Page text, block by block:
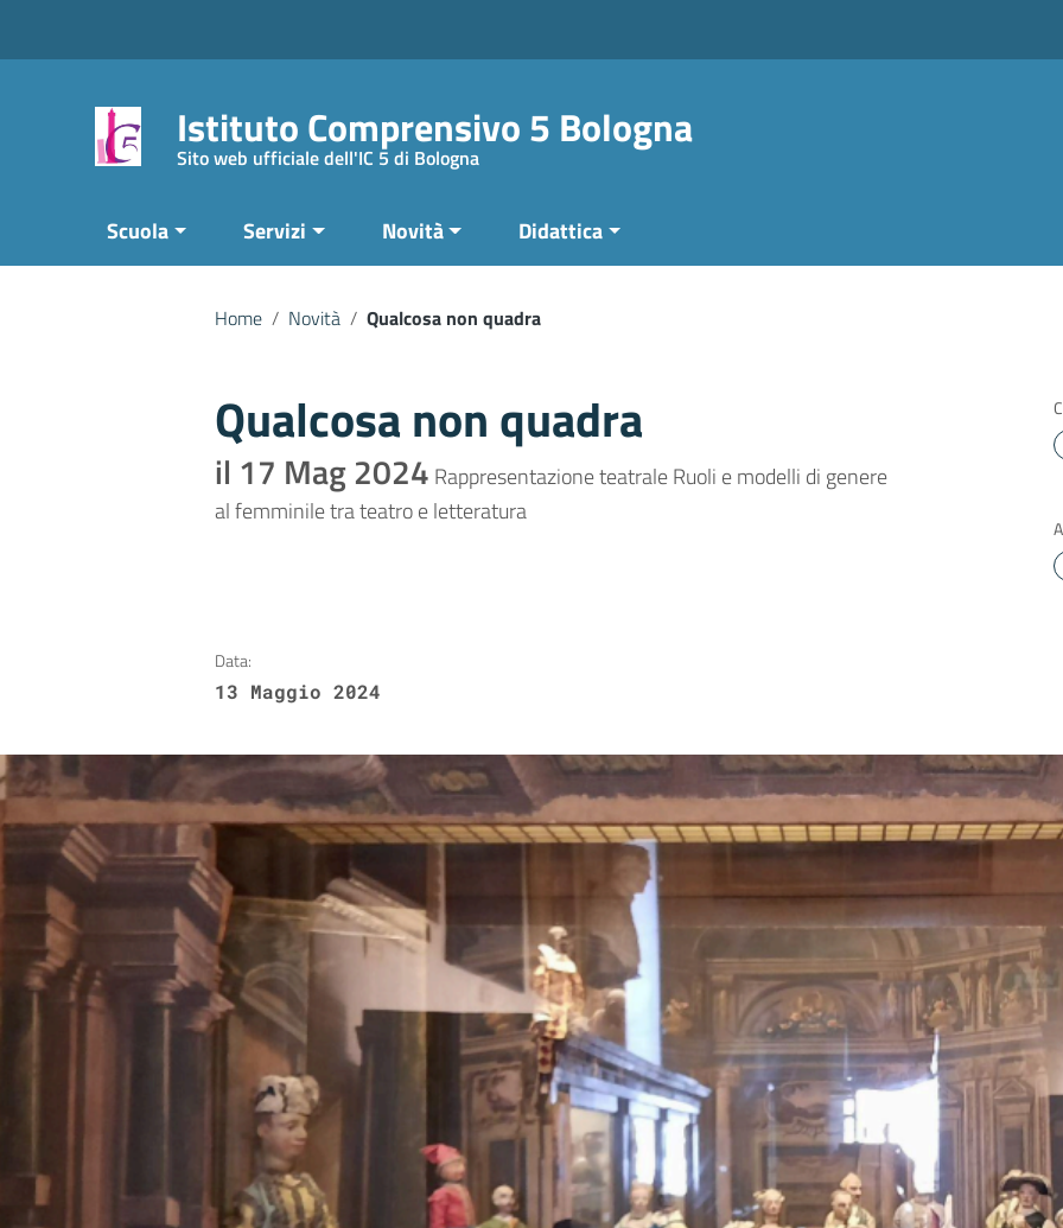
Istituto Comprensivo 5 Bologna
Sito web ufficiale dell'IC 5 di Bologna
Scuola Servizi Novità Didattica
Home / Novità / Qualcosa non quadra
Qualcosa non quadra
il 17 Mag 2024 Rappresentazione teatrale Ruoli e modelli di genere
al femminile tra teatro e letteratura
Data:
13 Maggio 2024